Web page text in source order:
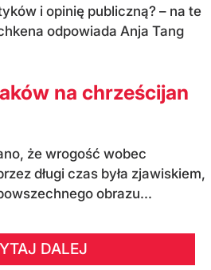
i opinię publiczną? – na te
odpowiada Anja Tang
na chrześcijan
że wrogość wobec
długi czas była zjawiskiem,
obrazu...
DALEJ